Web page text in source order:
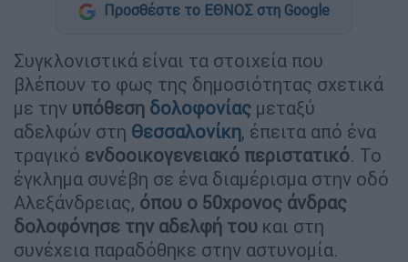
Προσθέστε το ΕΘΝΟΣ στη Google
Συγκλονιστικά είναι τα στοιχεία που
βλέπουν το φως της δημοσιότητας σχετικά
με την υπόθεση δολοφονίας μεταξύ
αδελφών στη Θεσσαλονίκη, έπειτα από ένα
τραγικό ενδοοικογενειακό περιστατικό. Το
έγκλημα συνέβη σε ένα διαμέρισμα στην οδό
Αλεξάνδρειας, όπου ο 50χρονος άνδρας
δολοφόνησε την αδελφή του και στη
συνέχεια παραδόθηκε στην αστυνομία.